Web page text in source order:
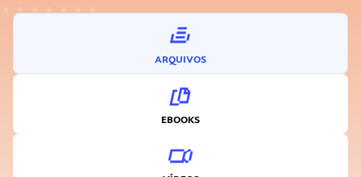
ARQUIVOS
EBOOKS